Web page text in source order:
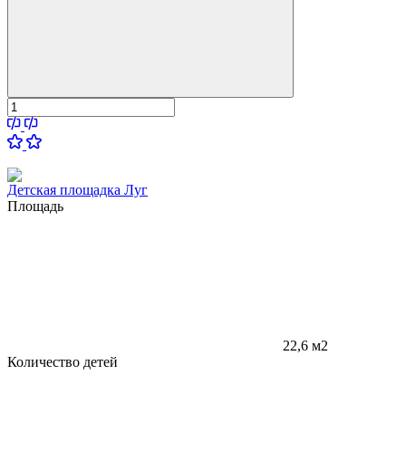
Детская площадка Луг
Площадь
22,6 м2
Количество детей